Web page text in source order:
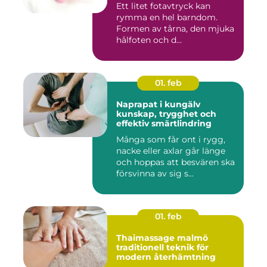
Ett litet fotavtryck kan
rymma en hel barndom.
Formen av tårna, den mjuka
hålfoten och d...
01. feb
Naprapat i kungälv
kunskap, trygghet och
effektiv smärtlindring
Många som får ont i rygg,
nacke eller axlar går länge
och hoppas att besvären ska
försvinna av sig s...
01. feb
Thaimassage malmö
traditionell teknik för
modern återhämtning